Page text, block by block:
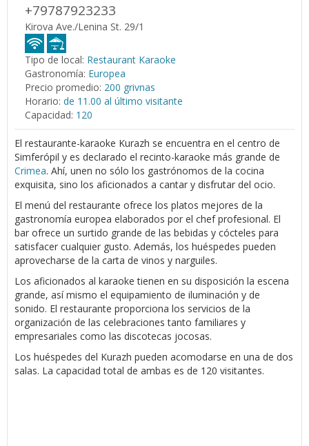
+79787923233
Kirova Ave./Lenina St. 29/1
Tipo de local: Restaurant Karaoke
Gastronomía: Europea
Precio promedio: 200 grivnas
Horario: de 11.00 al último visitante
Capacidad: 120
El restaurante-karaoke Kurazh se encuentra en el centro de
Simferópil y es declarado el recinto-karaoke más grande de
Crimea. Ahí, unen no sólo los gastrónomos de la cocina
exquisita, sino los aficionados a cantar y disfrutar del ocio.
El menú del restaurante ofrece los platos mejores de la
gastronomía europea elaborados por el chef profesional. El
bar ofrece un surtido grande de las bebidas y cócteles para
satisfacer cualquier gusto. Además, los huéspedes pueden
aprovecharse de la carta de vinos y narguiles.
Los aficionados al karaoke tienen en su disposición la escena
grande, así mismo el equipamiento de iluminación y de
sonido. El restaurante proporciona los servicios de la
organización de las celebraciones tanto familiares y
empresariales como las discotecas jocosas.
Los huéspedes del Kurazh pueden acomodarse en una de dos
salas. La capacidad total de ambas es de 120 visitantes.